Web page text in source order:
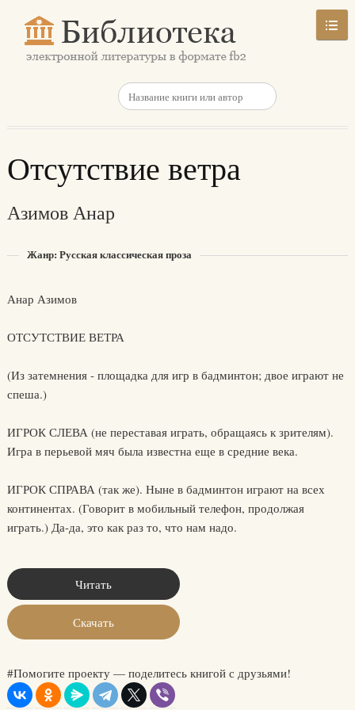
Отсутствие ветра
Азимов Анар
Жанр: Русская классическая проза
Анар Азимов
ОТСУТСТВИЕ ВЕТРА
(Из затемнения - площадка для игр в бадминтон; двое играют не
спеша.)
ИГРОК СЛЕВА (не переставая играть, обращаясь к зрителям).
Игра в перьевой мяч была известна еще в средние века.
ИГРОК СПРАВА (так же). Ныне в бадминтон играют на всех
континентах. (Говорит в мобильный телефон, продолжая
играть.) Да-да, это как раз то, что нам надо.
Читать
Скачать
#Помогите проекту — поделитесь книгой с друзьями!